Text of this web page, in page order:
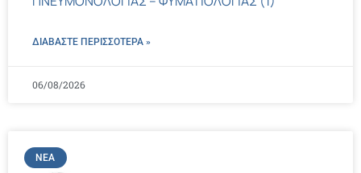
ΔΙΑΒΑΣΤΕ ΠΕΡΙΣΣΌΤΕΡΑ »
06/08/2026
ΝΈΑ